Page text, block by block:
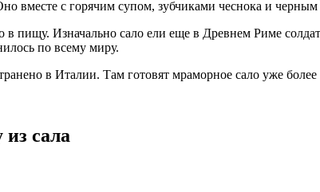
вместе с горячим супом, зубчиками чеснока и черным
в пищу. Изначально сало ели еще в Древнем Риме
по всему миру.
в Италии. Там готовят мраморное сало уже
сала